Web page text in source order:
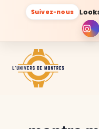
Suivez-nous
contenu